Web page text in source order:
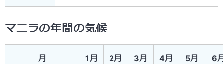
マニラの年間の気候
月 1月 2月 3月 4月 5月 6